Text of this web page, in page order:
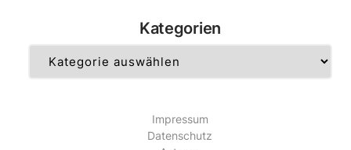
Kategorien
Impressum
Datenschutz